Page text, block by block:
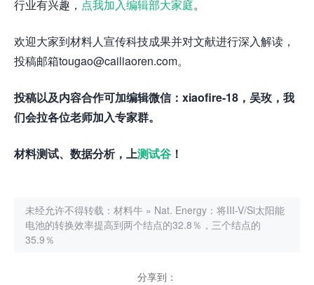
行业有兴趣， 点我加入编辑部大家庭。
欢迎大家到材料人宣传科技成果并对文献进行深入解读，
投稿邮箱tougao@cailiaoren.com。
投稿以及内容合作可加编辑微信：xiaofire-18，吴玫，我
们会拉各位老师加入专家群。
材料测试、数据分析， 上测试谷 ！
未经允许不得转载： 材料牛 » Nat. Energy：将III-V/Si太阳能
电池的转换效率提高到两个结点的32.8％，三个结点的
35.9％
分享到：